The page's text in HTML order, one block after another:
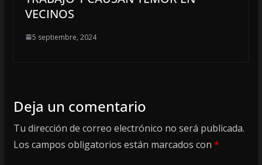
VECINOS
5 septiembre, 2024
Deja un comentario
Tu dirección de correo electrónico no será publicada.
Los campos obligatorios están marcados con *